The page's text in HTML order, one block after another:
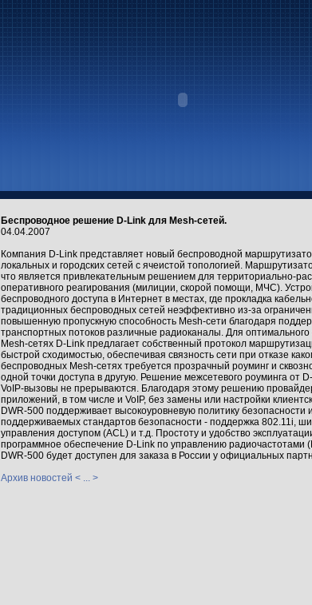
Беспроводное решение D-Link для Mesh-сетей.
04.04.2007
Компания D-Link представляет новый беспроводной
локальных и городских сетей с ячеистой топологией.
что является привлекательным решением для территориально-
оперативного реагирования (милиции, скорой помощи, МЧС).
беспроводного доступа в Интернет в местах, где прокладка
традиционных беспроводных сетей неэффективно из-за
повышенную пропускную способность Mesh-сети благодаря
транспортных потоков различные радиоканалы. Для
Mesh-сетях D-Link предлагает собственный протокол
быстрой сходимостью, обеспечивая связность сети при отказе
беспроводных Mesh-сетях требуется прозрачный роуминг и
одной точки доступа в другую. Решение межсетевого роуминга от
VoIP-вызовы не прерываются. Благодаря этому решению
приложений, в том числе и VoIP, без замены или настройки
DWR-500 поддерживает высокоуровневую политику
поддерживаемых стандартов безопасности - поддержка 802.11i,
управления доступом (ACL) и т.д. Простоту и удобство
программное обеспечение D-Link по управлению радиочастотами
DWR-500 будет доступен для заказа в России у официальных
Архив новостей < ... >